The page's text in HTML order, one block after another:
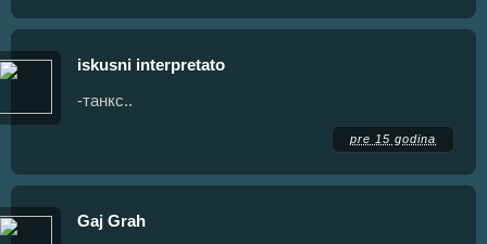
iskusni interpretato
-танкс..
pre 15 godina
Gaj Grah